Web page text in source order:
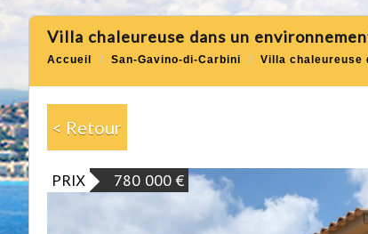
villa chaleureuse dans un
Accueil San-Gavino-di-Carbini Villa chaleureuse
< Retour
PRIX 780 000 €